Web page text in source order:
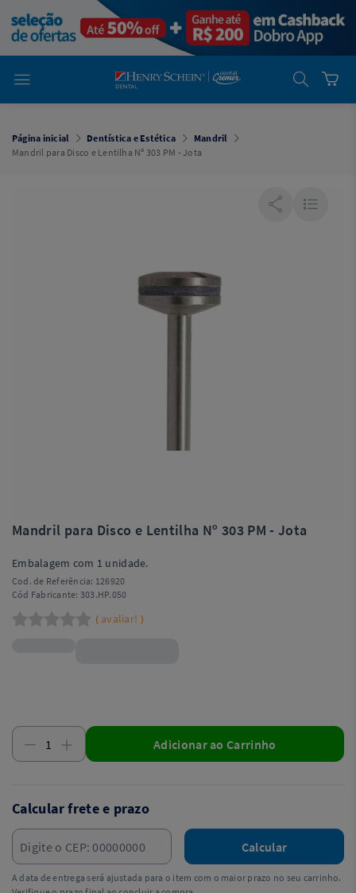
Dental
Cremer -
Henry Schein
Laboratório
Laboratório
Cremer -
Henry Schein
Página inicial Dentística e Estética
Mandril
Mandril para Disco e Lentilha Nº 303 PM - Jota
Mandril para Disco e Lentilha Nº 303 PM - Jota
Embalagem com 1 unidade.
Cod. de Referência: 126920
Cód Fabricante: 303.HP.050
( avaliar! )
Adicionar ao Carrinho
Calcular frete e prazo
Calcular
A data de entrega será ajustada para o item com o maior prazo no seu carrinho.